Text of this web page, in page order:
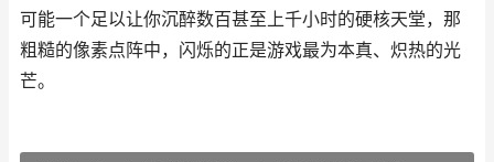
可能一个足以让你沉醉数百甚至上千小时的硬核天堂，那
粗糙的像素点阵中，闪烁的正是游戏最为本真、炽热的光
芒。